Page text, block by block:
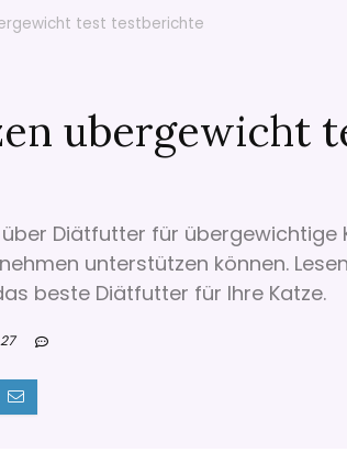
test testberichte
ubergewicht
Diätfutter für übergewichtige
unterstützen können.
beste Diätfutter für Ihre Katze.
27